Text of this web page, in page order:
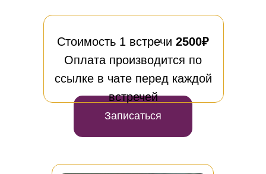
Записаться
Стоимость 1 встречи 2500₽
Оплата производится по
ссылке в чате перед каждой
встречей